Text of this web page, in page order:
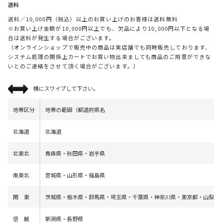
送料
送料／10,000円（税込）以上のお買い上げのお客様は送料無料
※お買い上げ金額が10,000円以上でも、欠品により10,000円以下となる場
合は送料が発生する場合がございます。
（オンラインショップで販売中の商品は実店舗でも同時販売しております、
システム処理の関係上カートでお買い物出来ましても商品のご用意ができな
いとのご連絡をさせて頂く場合がございます。）
横にスワイプして下さい。
地帯区分 地帯の範囲（都道府県名
北海道 北海道
北東北 青森県・秋田県・岩手県
南東北 宮城県・山形県・福島県
関 東 茨城県・栃木県・群馬県・埼玉県・千葉県・神奈川県・東京都・山梨県
信 越 新潟県・長野県